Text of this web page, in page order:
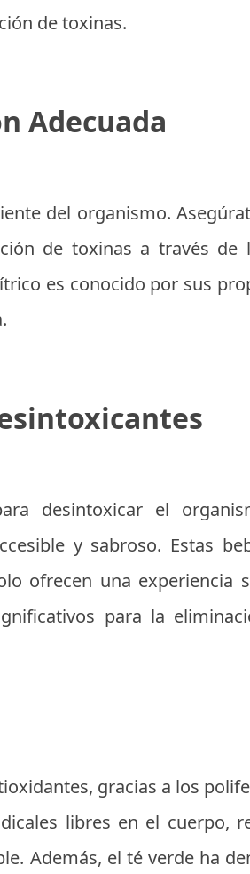
de toxinas.
Adecuada
del organismo.
de toxinas a través de
es conocido por sus
desintoxicar el
y sabroso. Estas
ofrecen una experiencia
para la
gracias a los
libres en el cuerpo,
Además, el té verde ha